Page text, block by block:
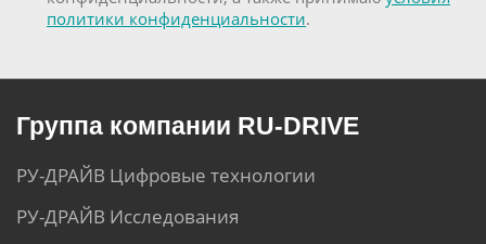
политики конфиденциальности.
Группа компании RU-DRIVE
РУ-ДРАЙВ Цифровые технологии
РУ-ДРАЙВ Исследования